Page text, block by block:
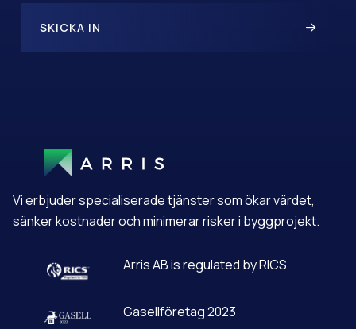
SKICKA IN
I
V
Vi erbjuder specialiserade tjänster som ökar värdet,
sänker kostnader och minimerar risker i byggprojekt.
Arris AB is regulated by RICS
Gasellföretag 2023